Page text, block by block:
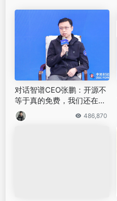
对话智谱CEO张鹏：开源不
等于真的免费，我们还在做
预训练大模型｜钛媒体AGI
486,870